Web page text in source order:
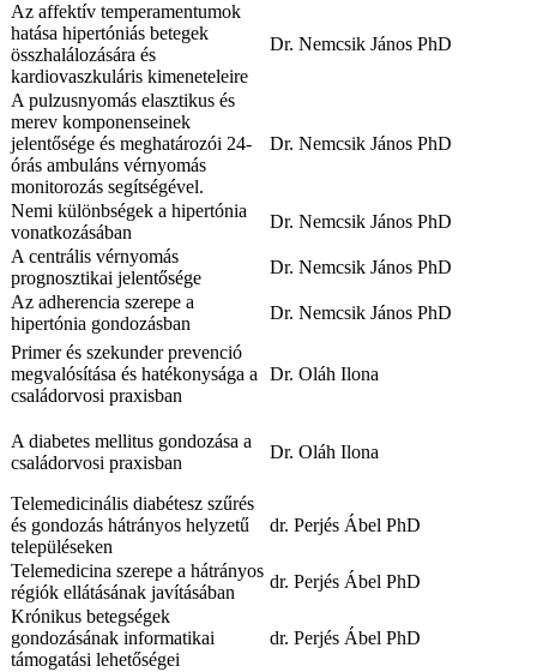
Az affektív temperamentumok
hatása hipertóniás betegek
összhalálozására és
kardiovaszkuláris kimeneteleire
Dr. Nemcsik János PhD
A pulzusnyomás elasztikus és
merev komponenseinek
jelentősége és meghatározói 24-
órás ambuláns vérnyomás
monitorozás segítségével.
Dr. Nemcsik János PhD
Nemi különbségek a hipertónia
vonatkozásában
Dr. Nemcsik János PhD
A centrális vérnyomás
prognosztikai jelentősége
Dr. Nemcsik János PhD
Az adherencia szerepe a
hipertónia gondozásban
Dr. Nemcsik János PhD
Primer és szekunder prevenció
megvalósítása és hatékonysága a
családorvosi praxisban
Dr. Oláh Ilona
A diabetes mellitus gondozása a
családorvosi praxisban
Dr. Oláh Ilona
Telemedicinális diabétesz szűrés
és gondozás hátrányos helyzetű
településeken
dr. Perjés Ábel PhD
Telemedicina szerepe a hátrányos
régiók ellátásának javításában
dr. Perjés Ábel PhD
Krónikus betegségek
gondozásának informatikai
támogatási lehetőségei
dr. Perjés Ábel PhD